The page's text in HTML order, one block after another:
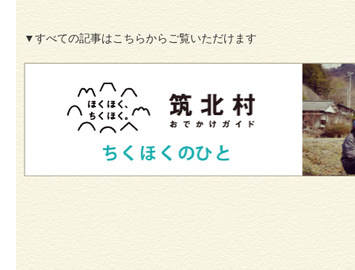
▼すべての記事はこちらからご覧いただけます